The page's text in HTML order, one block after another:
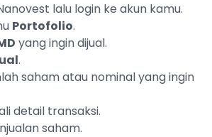
lalu login ke akun kamu.
Portofolio.
yang ingin dijual.
.
saham atau nominal yang ingin
detail transaksi.
saham.